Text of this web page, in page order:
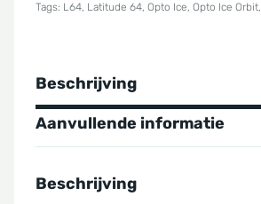
Pure
years
aantal
Tags: L64, Latitude 64, Opto Ice, Opto Ice Orbit,
Beschrijving
Aanvullende informatie
Beschrijving